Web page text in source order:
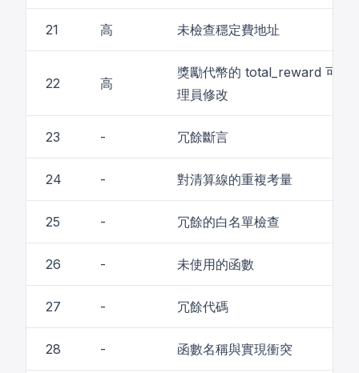
21 高 未檢查穩定費地址
22 高
獎勵代幣的 total_reward 可被
理員修改
23 - 冗餘斷言
24 - 對清算線的重複考量
25 - 冗餘的白名單檢查
26 - 未使用的函數
27 - 冗餘代碼
28 - 函數名稱與實現衝突